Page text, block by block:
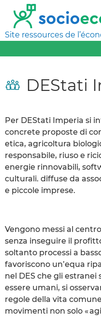
Site ressources de
DEStati
Per DEStati Imperia si
concrete proposte di
etica, agricoltura
responsabile, riuso e
energie rinnovabili,
culturali. diffuse da
e piccole imprese.
Vengono messi al
senza inseguire il
soltanto processi a
favoriscono un’equa
nel DES che gli
essere umani, si
regole della vita
movimenti non solo «